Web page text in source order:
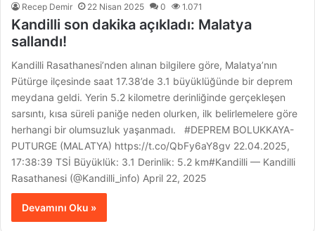
Recep Demir 22 Nisan 2025 0 1.071
Kandilli son dakika açıkladı: Malatya
sallandı!
Kandilli Rasathanesi’nden alınan bilgilere göre, Malatya’nın
Pütürge ilçesinde saat 17.38’de 3.1 büyüklüğünde bir deprem
meydana geldi. Yerin 5.2 kilometre derinliğinde gerçekleşen
sarsıntı, kısa süreli paniğe neden olurken, ilk belirlemelere göre
herhangi bir olumsuzluk yaşanmadı. #DEPREM BOLUKKAYA-
PUTURGE (MALATYA) https://t.co/QbFy6aY8gv 22.04.2025,
17:38:39 TSİ Büyüklük: 3.1 Derinlik: 5.2 km#Kandilli — Kandilli
Rasathanesi (@Kandilli_info) April 22, 2025
Devamını Oku »